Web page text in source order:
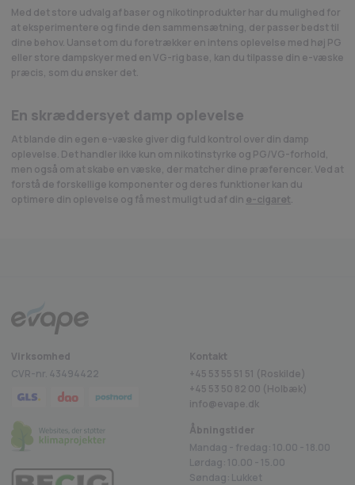
Med det store udvalg af baser og nikotinprodukter har du mulighed for
at eksperimentere og finde den sammensætning, der passer bedst til
dine behov. Uanset om du foretrækker en intens oplevelse med høj PG
eller store dampskyer med en VG-rig base, kan du tilpasse din e-væske
præcis, som du ønsker det.
En skræddersyet damp oplevelse
At blande din egen e-væske giver dig fuld kontrol over din damp
oplevelse. Det handler ikke kun om nikotinstyrke og PG/VG-forhold,
men også om at skabe en væske, der matcher dine præferencer. Ved at
forstå de forskellige komponenter og deres funktioner kan du
optimere din oplevelse og få mest muligt ud af din e-cigaret.
Virksomhed
CVR-nr. 43494422
Kontakt
+45 53 55 51 51 (Roskilde)
+45 53 50 82 00 (Holbæk)
info@evape.dk
Åbningstider
Mandag - fredag: 10.00 - 18.00
Lørdag: 10.00 - 15.00
Søndag: Lukket